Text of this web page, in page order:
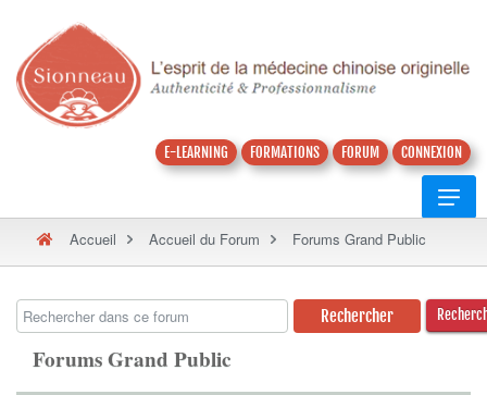
E-LEARNING FORMATIONS FORUM CONNEXION
Accueil Accueil du Forum Forums Grand Public
Forums Grand Public